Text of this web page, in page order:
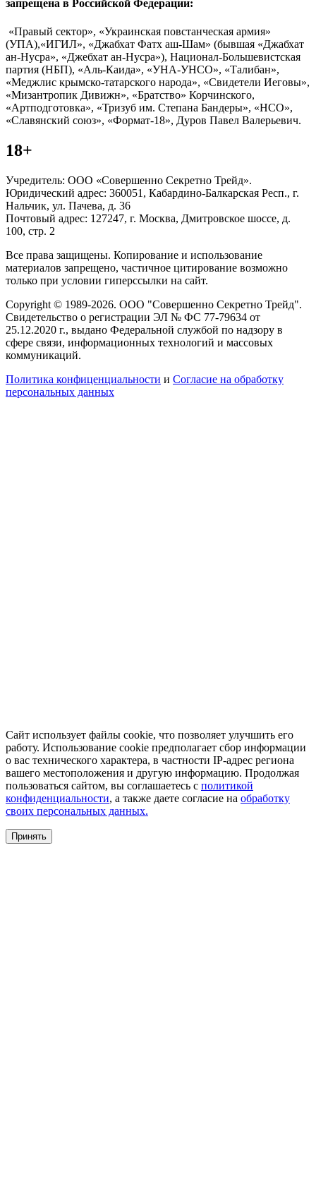
запрещена в Российской Федерации:
«Правый сектор», «Украинская повстанческая армия»
(УПА),«ИГИЛ», «Джабхат Фатх аш-Шам» (бывшая «Джабхат
ан-Нусра», «Джебхат ан-Нусра»), Национал-Большевистская
партия (НБП), «Аль-Каида», «УНА-УНСО», «Талибан»,
«Меджлис крымско-татарского народа», «Свидетели Иеговы»,
«Мизантропик Дивижн», «Братство» Корчинского,
«Артподготовка», «Тризуб им. Степана Бандеры», «НСО»,
«Славянский союз», «Формат-18», Дуров Павел Валерьевич.
18+
Учредитель: ООО «Совершенно Секретно Трейд».
Юридический адрес: 360051, Кабардино-Балкарская Респ., г.
Нальчик, ул. Пачева, д. 36
Почтовый адрес: 127247, г. Москва, Дмитровское шоссе, д.
100, стр. 2
Все права защищены. Копирование и использование
материалов запрещено, частичное цитирование возможно
только при условии гиперссылки на сайт.
Copyright © 1989-2026. ООО "Совершенно Секретно Трейд".
Свидетельство о регистрации ЭЛ № ФС 77-79634 от
25.12.2020 г., выдано Федеральной службой по надзору в
сфере связи, информационных технологий и массовых
коммуникаций.
Политика конфиценциальности и Согласие на обработку
персональных данных
Сайт использует файлы cookie, что позволяет улучшить его
работу. Использование cookie предполагает сбор информации
о вас технического характера, в частности IP-адрес региона
вашего местоположения и другую информацию. Продолжая
пользоваться сайтом, вы соглашаетесь с политикой
конфиденциальности, а также даете согласие на обработку
своих персональных данных.
Принять